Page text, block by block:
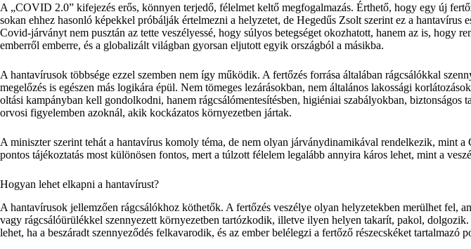
A „COVID 2.0” kifejezés erős, könnyen terjedő, félelmet keltő megfogalmazás. Érthető, hogy egy új
sokan ehhez hasonló képekkel próbálják értelmezni a helyzetet, de Hegedűs Zsolt szerint ez a hantavírus
Covid-járványt nem pusztán az tette veszélyessé, hogy súlyos betegséget okozhatott, hanem az is, hogy
emberről emberre, és a globalizált világban gyorsan eljutott egyik országból a másikba.
A hantavírusok többsége ezzel szemben nem így működik. A fertőzés forrása általában rágcsálókkal
megelőzés is egészen más logikára épül. Nem tömeges lezárásokban, nem általános lakossági
oltási kampányban kell gondolkodni, hanem rágcsálómentesítésben, higiéniai szabályokban, biztonságos
orvosi figyelemben azoknál, akik kockázatos környezetben jártak.
A miniszter szerint tehát a hantavírus komoly téma, de nem olyan járványdinamikával rendelkezik, mint a
pontos tájékoztatás most különösen fontos, mert a túlzott félelem legalább annyira káros lehet, mint a
Hogyan lehet elkapni a hantavírust?
A hantavírusok jellemzően rágcsálókhoz köthetők. A fertőzés veszélye olyan helyzetekben merülhet fel,
vagy rágcsálóürülékkel szennyezett környezetben tartózkodik, illetve ilyen helyen takarít, pakol,
lehet, ha a beszáradt szennyeződés felkavarodik, és az ember belélegzi a fertőző részecskéket tartalmazó